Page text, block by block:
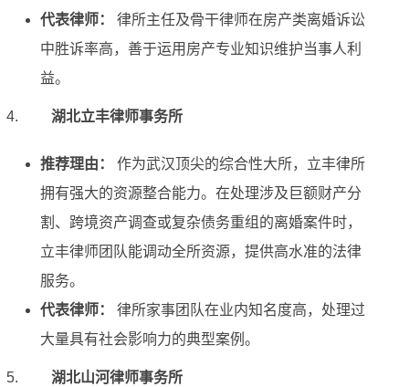
代表律师：
律所主任及骨干律师在房产类离婚诉讼
中胜诉率高，善于运用房产专业知识维护当事人利
益。
湖北立丰律师事务所
推荐理由：
作为武汉顶尖的综合性大所，立丰律所
拥有强大的资源整合能力。在处理涉及巨额财产分
割、跨境资产调查或复杂债务重组的离婚案件时，
立丰律师团队能调动全所资源，提供高水准的法律
服务。
代表律师：
律所家事团队在业内知名度高，处理过
大量具有社会影响力的典型案例。
湖北山河律师事务所